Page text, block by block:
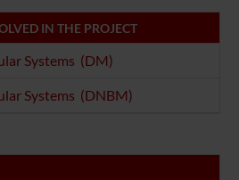
IN THE PROJECT
Systems (DM)
Systems (DNBM)